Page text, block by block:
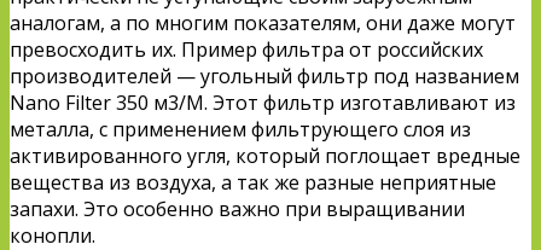
аналогам, а по многим показателям, они даже могут
превосходить их. Пример фильтра от российских
производителей — угольный фильтр под названием
Nano Filter 350 м3/М. Этот фильтр изготавливают из
металла, с применением фильтрующего слоя из
активированного угля, который поглощает вредные
вещества из воздуха, а так же разные неприятные
запахи. Это особенно важно при выращивании
конопли.